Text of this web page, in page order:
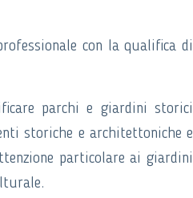
con la qualifica di
parchi e giardini storici
storiche e architettoniche e
particolare ai giardini